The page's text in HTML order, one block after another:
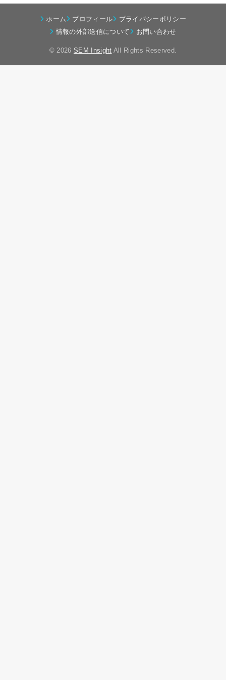
ホーム プロフィール
プライバシーポリシー
情報の外部送信について
お問い合わせ
© 2026 SEM Insight All Rights Reserved.